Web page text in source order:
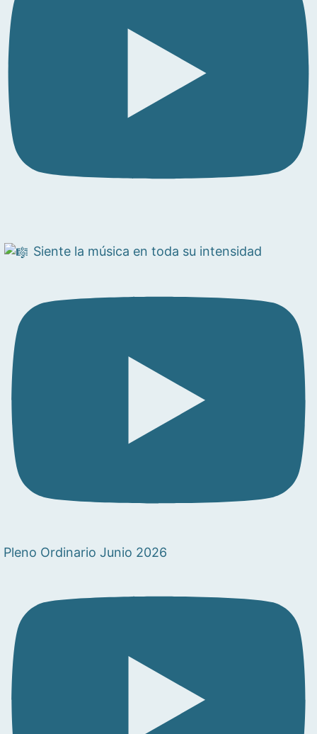
Siente la música en toda su intensidad
Pleno Ordinario Junio 2026